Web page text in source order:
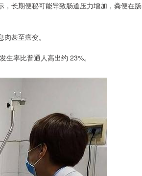
，长期便秘可能导致肠道压力增加，粪便在肠
甚至癌变。
率比普通人高出约 23%。